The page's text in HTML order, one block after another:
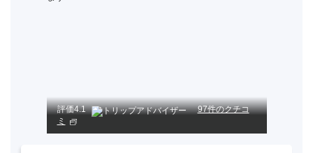
評価4.1
97件のクチコ
ミ